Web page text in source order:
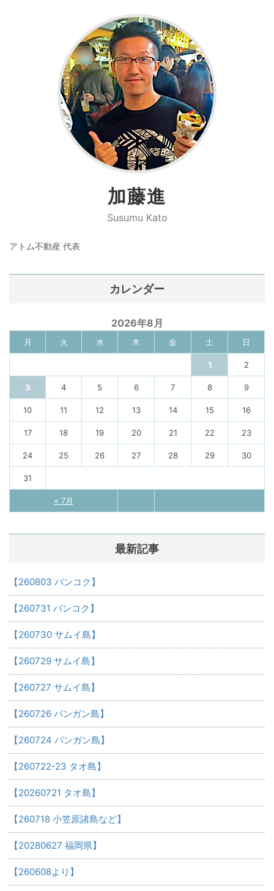
加藤進
Susumu Kato
アトム不動産 代表
カレンダー
2026年8月
月 火 水 木 金 土 日
« 7月
1 2
3 4 5 6 7 8 9
10 11 12 13 14 15 16
17 18 19 20 21 22 23
24 25 26 27 28 29 30
31
最新記事
【260803 バンコク】
【260731 バンコク】
【260730 サムイ島】
【260729 サムイ島】
【260727 サムイ島】
【260726 パンガン島】
【260724 パンガン島】
【260722-23 タオ島】
【20260721 タオ島】
【260718 小笠原諸島など】
【20280627 福岡県】
【260608より】